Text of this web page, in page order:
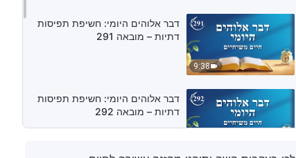
9:38
דבר אלוהים היומי: חשיפת תפיסות
דתיות – מובאה 291
דבר אלוהים היומי: חשיפת תפיסות
דתיות – מובאה 292